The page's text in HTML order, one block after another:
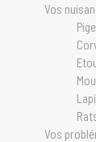
Vos
Vos